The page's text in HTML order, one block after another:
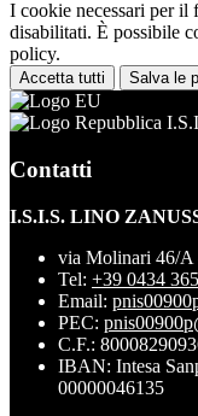
I cookie necessari per il
disabilitati. È possibile
policy.
Accetta tutti Salva le
Contatti
I.S.I.S. LINO
via Molinari 46/A
Tel: +39 0434
Email:
PEC:
C.F.:
IBAN: Intesa
00000046135